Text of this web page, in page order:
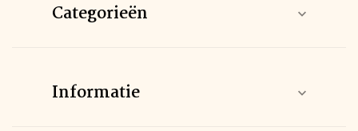
Categorieën
Informatie